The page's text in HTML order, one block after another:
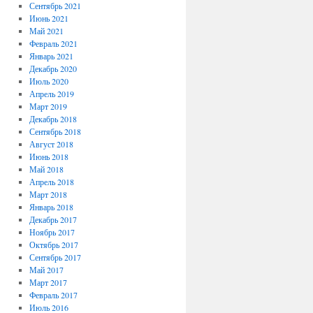
Сентябрь 2021
Июнь 2021
Май 2021
Февраль 2021
Январь 2021
Декабрь 2020
Июль 2020
Апрель 2019
Март 2019
Декабрь 2018
Сентябрь 2018
Август 2018
Июнь 2018
Май 2018
Апрель 2018
Март 2018
Январь 2018
Декабрь 2017
Ноябрь 2017
Октябрь 2017
Сентябрь 2017
Май 2017
Март 2017
Февраль 2017
Июль 2016